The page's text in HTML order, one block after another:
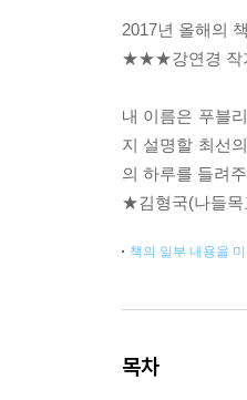
2017년 올해의
★★★강연경 작
내 이름은 푸블
지 설명할 최선
의 하루를 들려
★김형국(나들목
책의 일부 내용을
목차